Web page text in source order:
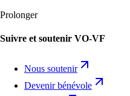
Prolonger
Suivre et soutenir VO-VF
Nous soutenir
Devenir bénévole